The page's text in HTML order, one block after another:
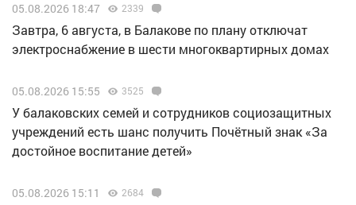
05.08.2026 18:47 2339
Завтра, 6 августа, в Балакове по плану отключат
электроснабжение в шести многоквартирных домах
05.08.2026 15:55 3525
У балаковских семей и сотрудников социозащитных
учреждений есть шанс получить Почётный знак «За
достойное воспитание детей»
05.08.2026 15:11 2684